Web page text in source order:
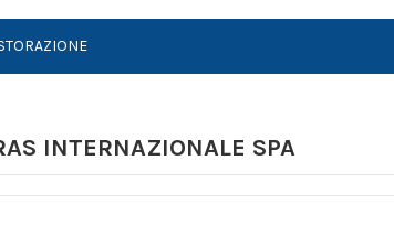
INTERNAZIONALE SPA